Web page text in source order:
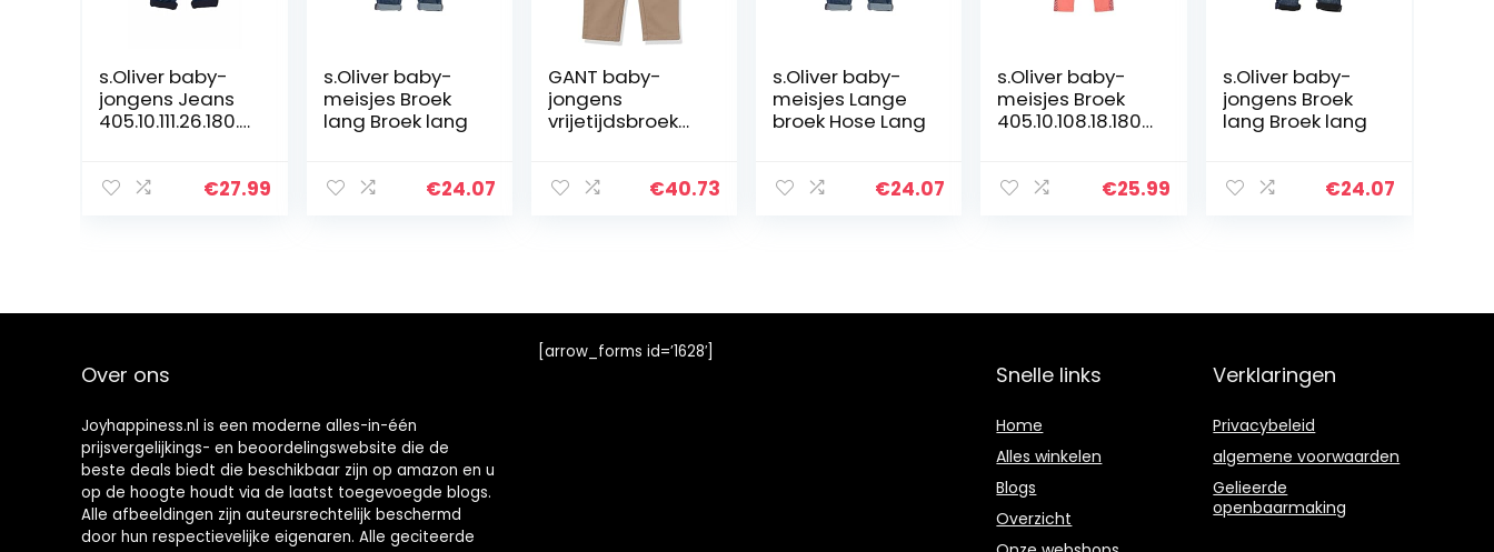
s.Oliver baby-
jongens Jeans
405.10.111.26.180.2
€27.99
s.Oliver baby-
meisjes Broek
lang Broek lang
€24.07
GANT baby-
jongens
vrijetijdsbroek
€40.73
s.Oliver baby-
meisjes Lange
broek Hose Lang
€24.07
s.Oliver baby-
meisjes Broek
405.10.108.18.180.
€25.99
s.Oliver baby-
jongens Broek
lang Broek lang
€24.07
Over ons
Joyhappiness.nl is een moderne alles-in-één
prijsvergelijkings- en beoordelingswebsite die de
beste deals biedt die beschikbaar zijn op amazon en u
op de hoogte houdt via de laatst toegevoegde blogs.
Alle afbeeldingen zijn auteursrechtelijk beschermd
door hun respectievelijke eigenaren. Alle geciteerde
[arrow_forms id=’1628′]
Snelle links
Home
Alles winkelen
Blogs
Overzicht
Verklaringen
Privacybeleid
algemene voorwaarden
Gelieerde
openbaarmaking